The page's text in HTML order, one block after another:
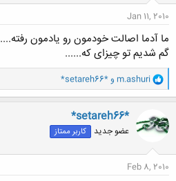
Jan 11, 2010
ما آدما اصالت خودمون رو یادمون رفته....
گم شدیم تو چیزای که......
و
ا
ک
ش
ه
m.ashuri و *setareh66*
*setareh66*
عضو جدید کاربر ممتاز
Feb 8, 2010